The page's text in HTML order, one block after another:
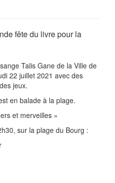
fête du livre pour la
Talis Gane de la Ville de
22 juillet 2021 avec des
jeux.
en balade à la plage.
et merveilles »
sur la plage du Bourg :